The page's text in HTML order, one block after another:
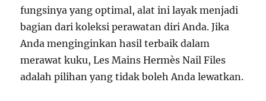
fungsinya yang optimal, alat ini layak menjadi
bagian dari koleksi perawatan diri Anda. Jika
Anda menginginkan hasil terbaik dalam
merawat kuku, Les Mains Hermès Nail Files
adalah pilihan yang tidak boleh Anda lewatkan.